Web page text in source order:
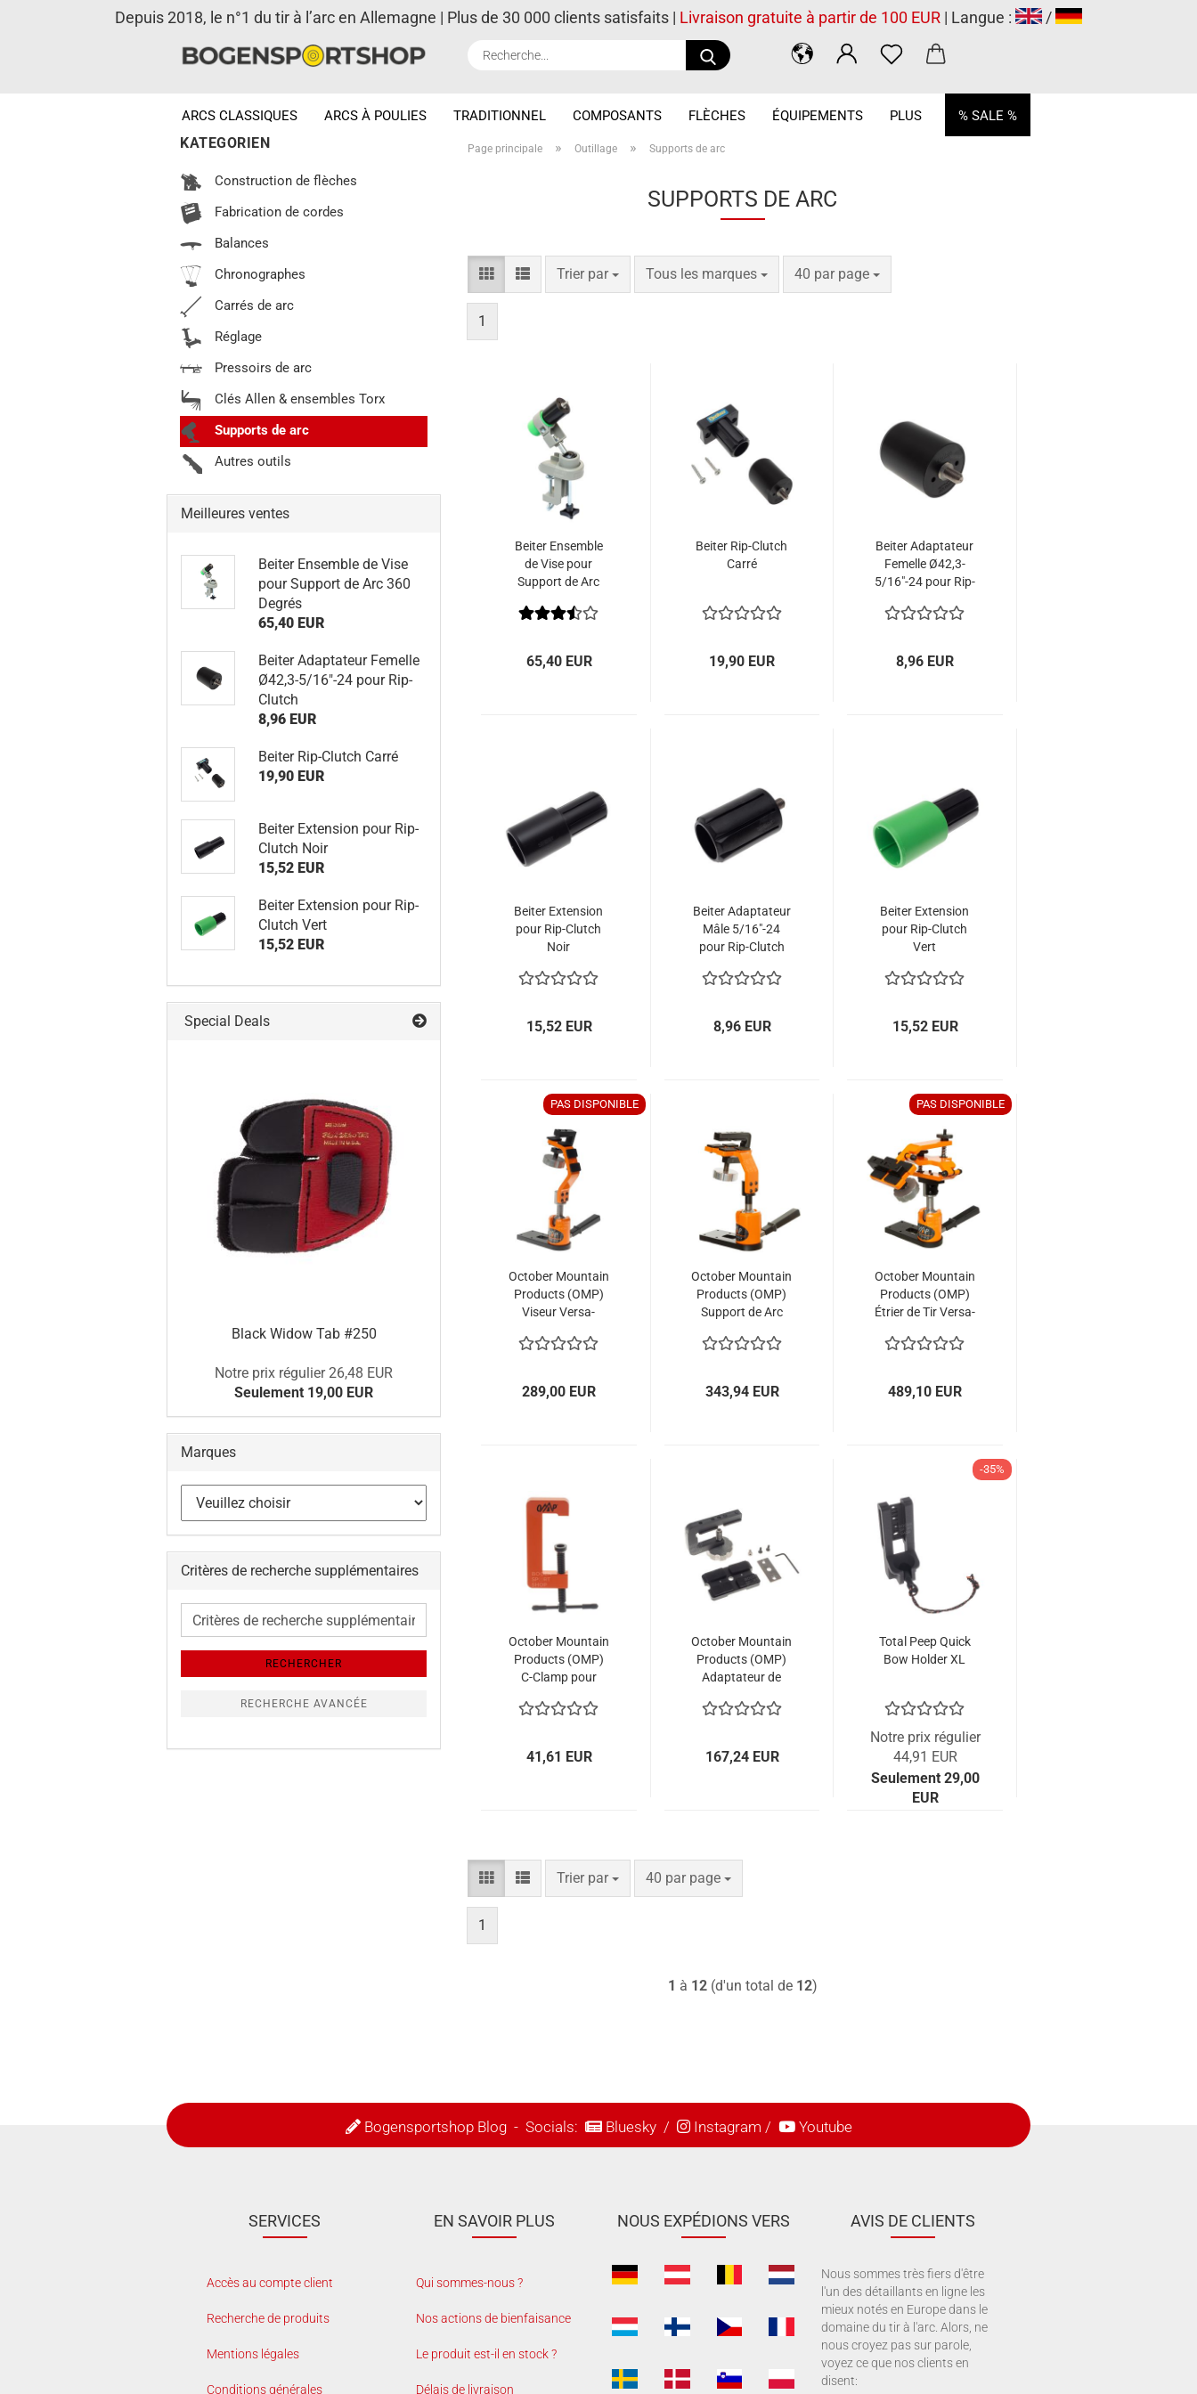
Recherche...
Depuis 2018, le n°1 du tir à l’arc en Allemagne | Plus de 30 000 clients satisfaits | Livraison gratuite à partir de 100 EUR | Langue : /
ARCS CLASSIQUES ARCS À POULIES TRADITIONNEL COMPOSANTS FLÈCHES ÉQUIPEMENTS % SALE %
PLUS
Page principale » Outillage » Supports de arc
SUPPORTS DE ARC
Trier par
Trier par Tous les marques
par page 40 par page
par page
1
Beiter Ensemble
de Vise pour
Support de Arc
65,40 EUR
Beiter Rip-Clutch
Carré
19,90 EUR
Beiter Adaptateur
Femelle Ø42,3-
5/16"-24 pour Rip-
8,96 EUR
Beiter Extension
pour Rip-Clutch
Noir
15,52 EUR
Beiter Adaptateur
Mâle 5/16"-24
pour Rip-Clutch
8,96 EUR
Beiter Extension
pour Rip-Clutch
Vert
15,52 EUR
PAS DISPONIBLE
October Mountain
Products (OMP)
Viseur Versa-
289,00 EUR
October Mountain
Products (OMP)
Support de Arc
Large Branche
343,94 EUR
PAS DISPONIBLE
October Mountain
Products (OMP)
Étrier de Tir Versa-
489,10 EUR
October Mountain
Products (OMP)
C-Clamp pour
41,61 EUR
October Mountain
Products (OMP)
Adaptateur de
Versa-Cradle
167,24 EUR
-35%
Total Peep Quick
Bow Holder XL
Notre prix régulier
44,91 EUR
Seulement 29,00
EUR
Trier par
Trier par 40 par page
par page
1
1 à 12(d'un total de 12)
KATEGORIEN
Construction de flèches
Fabrication de cordes
Balances
Chronographes
Carrés de arc
Réglage
Pressoirs de arc
Clés Allen & ensembles Torx
Supports de arc
Autres outils
Meilleures ventes
Beiter Ensemble de Vise
pour Support de Arc 360
Degrés
65,40 EUR
Beiter Adaptateur Femelle
Ø42,3-5/16"-24 pour Rip-
Clutch
8,96 EUR
Beiter Rip-Clutch Carré
19,90 EUR
Beiter Extension pour Rip-
Clutch Noir
15,52 EUR
Beiter Extension pour Rip-
Clutch Vert
15,52 EUR
Special Deals
Black Widow Tab #250
Notre prix régulier 26,48 EUR
Seulement 19,00 EUR
Marques
Critères de recherche supplémentaires
Critères
recherche
supplémentairesRECHERCHER
RECHERCHE AVANCÉE
Bogensportshop Blog- Socials: Bluesky/ Instagram / Youtube
SERVICES
Accès au compte client
Recherche de produits
Mentions légales
Conditions générales
EN SAVOIR PLUS
Qui sommes-nous ?
Nos actions de bienfaisance
Le produit est-il en stock ?
Délais de livraison
NOUS EXPÉDIONS VERS AVIS DE CLIENTS
Nous sommes très fiers d'être
l'un des détaillants en ligne les
mieux notés en Europe dans le
domaine du tir à l'arc. Alors, ne
nous croyez pas sur parole,
voyez ce que nos clients en
disent: